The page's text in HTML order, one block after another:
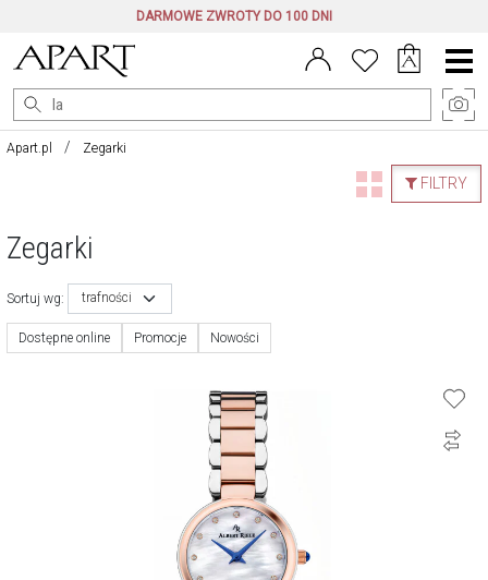
DARMOWE ZWROTY DO 100 DNI
Menu
główne
Apart.pl Zegarki
FILTRY
Zegarki
Sortuj wg: trafności
Dostępne online Promocje Nowości